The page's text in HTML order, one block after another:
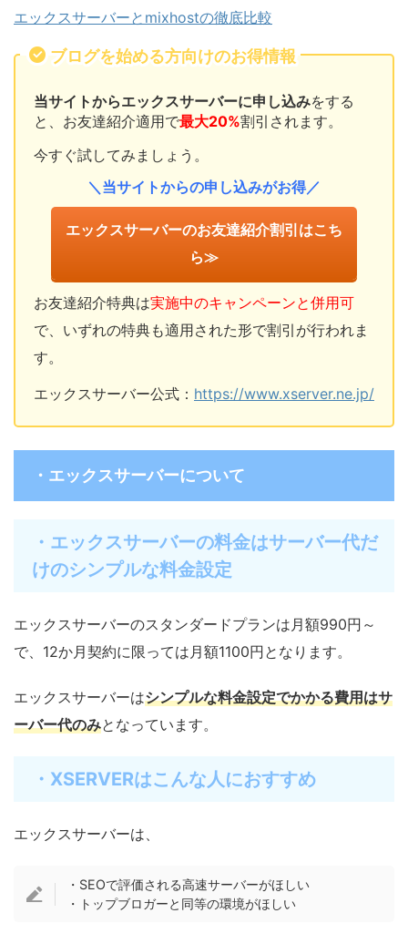
エックスサーバーとmixhostの徹底比較
ブログを始める方向けのお得情報
当サイトからエックスサーバーに申し込みをする
と、お友達紹介適用で最大20%割引されます。
今すぐ試してみましょう。
＼当サイトからの申し込みがお得／
エックスサーバーのお友達紹介割引はこち
ら≫
お友達紹介特典は実施中のキャンペーンと併用可
で、いずれの特典も適用された形で割引が行われま
す。
エックスサーバー公式： https://www.xserver.ne.jp/
・エックスサーバーについて
・エックスサーバーの料金はサーバー代だ
けのシンプルな料金設定
エックスサーバーのスタンダードプランは月額990円～
で、12か月契約に限っては月額1100円となります。
エックスサーバーはシンプルな料金設定でかかる費用はサ
ーバー代のみとなっています。
・XSERVERはこんな人におすすめ
エックスサーバーは、
・SEOで評価される高速サーバーがほしい
・トップブロガーと同等の環境がほしい